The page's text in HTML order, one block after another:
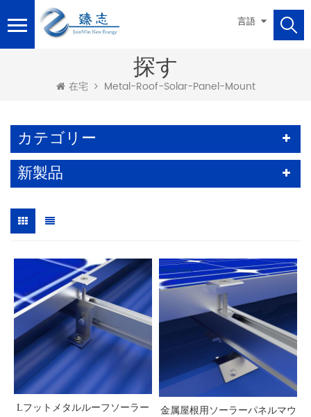
言語
探す
在宅 Metal-Roof-Solar-Panel-Mount
カテゴリー
新製品
Lフットメタルルーフソーラー
金属屋根用ソーラーパネルマウ